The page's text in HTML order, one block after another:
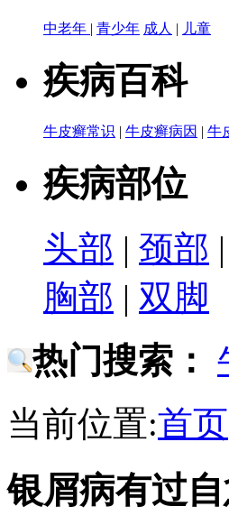
中老年 | 青少年 成人 | 儿童
疾病百科
牛皮癣常识 | 牛皮癣病因 | 牛
疾病部位
头部 | 颈部 |
胸部 | 双脚
热门搜索：
当前位置:首页
银屑病有过